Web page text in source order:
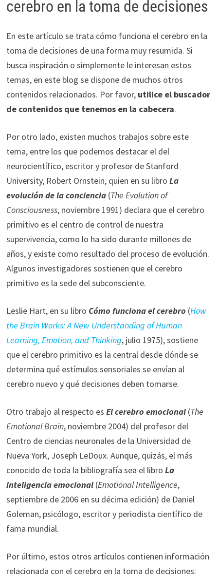
cerebro en la toma de decisiones
En este artículo se trata cómo funciona el cerebro en la
toma de decisiones de una forma muy resumida. Si
busca inspiración o simplemente le interesan estos
temas, en este blog se dispone de muchos otros
contenidos relacionados. Por favor, utilice el buscador
de contenidos que tenemos en la cabecera.
Por otro lado, existen muchos trabajos sobre este
tema, entre los que podemos destacar el del
neurocientífico, escritor y profesor de Stanford
University, Robert Ornstein, quien en su libro La
evolución de la conciencia(The Evolution of
Consciousness, noviembre 1991) declara que el cerebro
primitivo es el centro de control de nuestra
supervivencia, como lo ha sido durante millones de
años, y existe como resultado del proceso de evolución.
Algunos investigadores sostienen que el cerebro
primitivo es la sede del subconsciente.
Leslie Hart, en su libro Cómo funciona el cerebro (How
the Brain Works: A New Understanding of Human
Learning, Emotion, and Thinking, julio 1975), sostiene
que el cerebro primitivo es la central desde dónde se
determina qué estímulos sensoriales se envían al
cerebro nuevo y qué decisiones deben tomarse.
Otro trabajo al respecto es El cerebro emocional(The
Emotional Brain, noviembre 2004) del profesor del
Centro de ciencias neuronales de la Universidad de
Nueva York, Joseph LeDoux. Aunque, quizás, el más
conocido de toda la bibliografía sea el libro La
inteligencia emocional (Emotional Intelligence,
septiembre de 2006 en su décima edición) de Daniel
Goleman, psicólogo, escritor y periodista científico de
fama mundial.
Por último, estos otros artículos contienen información
relacionada con el cerebro en la toma de decisiones: